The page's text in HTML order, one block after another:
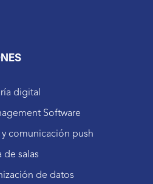
digital
Software
comunicación push
de salas
de datos